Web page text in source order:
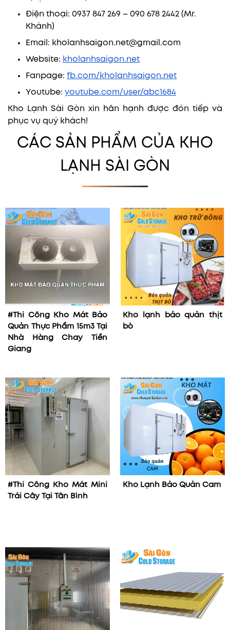
Điện thoại: 0937 847 269 – 090 678 2442 (Mr.
Khánh)
Email: kholanhsaigon.net@gmail.com
Website: kholanhsaigon.net
Fanpage: fb.com/kholanhsaigon.net
Youtube: youtube.com/user/abc1684
Kho Lạnh Sài Gòn xin hân hạnh được đón tiếp và
phục vụ quý khách!
CÁC SẢN PHẨM CỦA KHO
LẠNH SÀI GÒN
#Thi Công Kho Mát Bảo
Quản Thực Phẩm 15m3 Tại
Nhà Hàng Chay Tiền
Giang
Kho lạnh bảo quản thịt
bò
#Thi Công Kho Mát Mini
Trái Cây Tại Tân Bình
Kho Lạnh Bảo Quản Cam